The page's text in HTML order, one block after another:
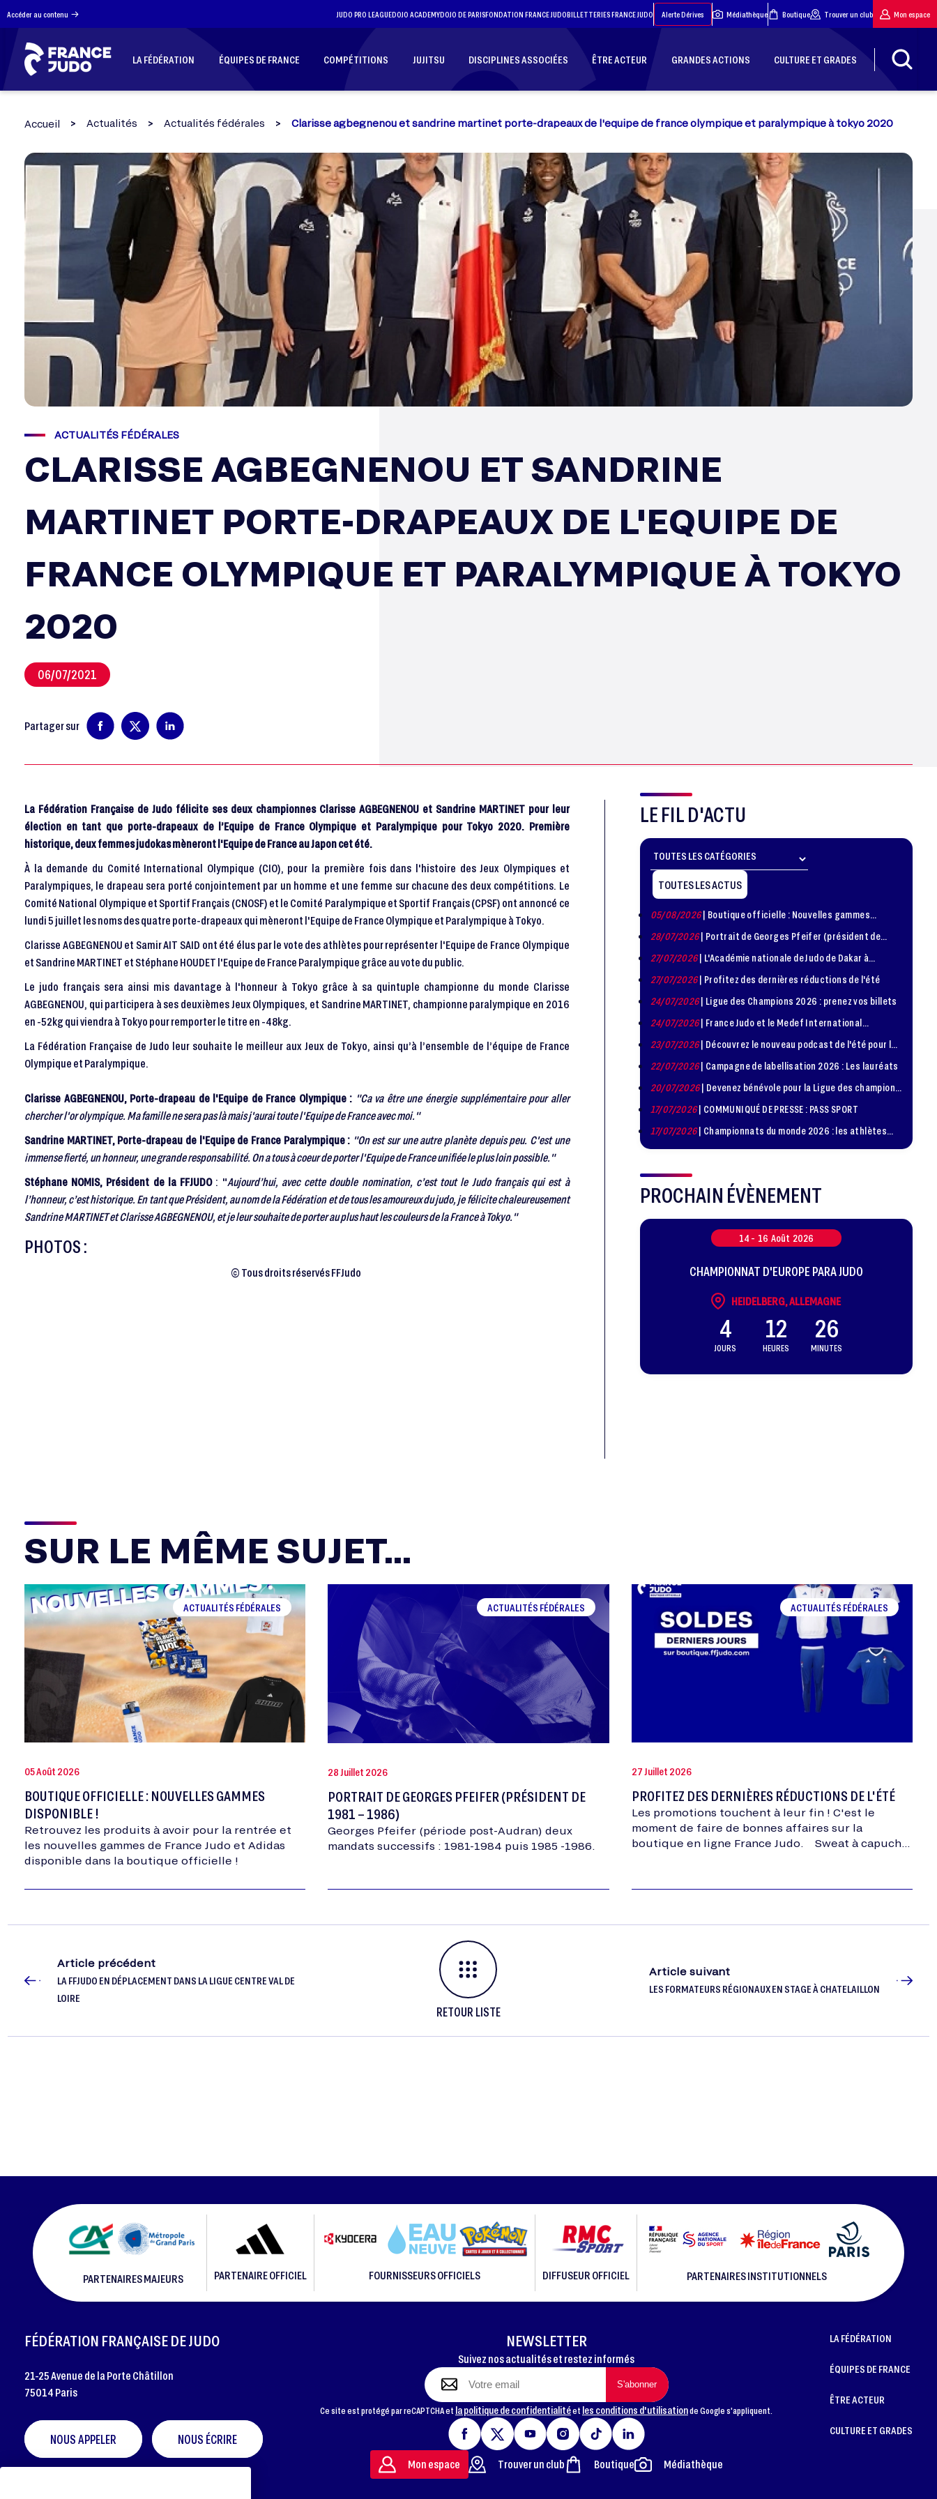
Accéder au contenu JUDO PRO LEAGUEDOJO ACADEMYDOJO DE PARISFONDATION FRANCE JUDOBILLETTERIES FRANCE JUDO Alerte Dérives Médiathèque Boutique Trouver un club Mon espace
LA FÉDÉRATION ÉQUIPES DE FRANCE COMPÉTITIONS JUJITSU DISCIPLINES ASSOCIÉES ÊTRE ACTEUR GRANDES ACTIONS CULTURE ET GRADES
Accueil Actualités Actualités fédérales Clarisse agbegnenou et sandrine martinet porte-drapeaux de l'equipe de france olympique et paralympique à tokyo 2020
ACTUALITÉS FÉDÉRALES
CLARISSE AGBEGNENOU ET SANDRINE
MARTINET PORTE-DRAPEAUX DE L'EQUIPE DE
FRANCE OLYMPIQUE ET PARALYMPIQUE À TOKYO
2020
06/07/2021
Partager sur
La Fédération Française de Judo félicite ses deux championnes Clarisse AGBEGNENOU et Sandrine MARTINET pour leur
élection en tant que porte-drapeaux de l’Equipe de France Olympique et Paralympique pour Tokyo 2020. Première
historique, deux femmes judokas mèneront l'Equipe de France au Japon cet été.
À la demande du Comité International Olympique (CIO), pour la première fois dans l'histoire des Jeux Olympiques et
Paralympiques, le drapeau sera porté conjointement par un homme et une femme sur chacune des deux compétitions. Le
Comité National Olympique et Sportif Français (CNOSF) et le Comité Paralympique et Sportif Français (CPSF) ont annoncé ce
lundi 5 juillet les noms des quatre porte-drapeaux qui mèneront l'Equipe de France Olympique et Paralympique à Tokyo.
Clarisse AGBEGNENOU et Samir AIT SAID ont été élus par le vote des athlètes pour représenter l'Equipe de France Olympique
et Sandrine MARTINET et Stéphane HOUDET l'Equipe de France Paralympique grâce au vote du public.
Le judo français sera ainsi mis davantage à l'honneur à Tokyo grâce à sa quintuple championne du monde Clarisse
AGBEGNENOU, qui participera à ses deuxièmes Jeux Olympiques, et Sandrine MARTINET, championne paralympique en 2016
en -52kg qui viendra à Tokyo pour remporter le titre en -48kg.
La Fédération Française de Judo leur souhaite le meilleur aux Jeux de Tokyo, ainsi qu’à l’ensemble de l’équipe de France
Olympique et Paralympique.
Clarisse AGBEGNENOU, Porte-drapeau de l'Equipe de France Olympique : "Ca va être une énergie supplémentaire pour aller
chercher l'or olympique. Ma famille ne sera pas là mais j'aurai toute l'Equipe de France avec moi."
Sandrine MARTINET, Porte-drapeau de l'Equipe de France Paralympique : "On est sur une autre planète depuis peu. C'est une
immense fierté, un honneur, une grande responsabilité. On a tous à coeur de porter l'Equipe de France unifiée le plus loin possible."
Stéphane NOMIS, Président de la FFJUDO: "Aujourd’hui, avec cette double nomination, c’est tout le Judo français qui est à
l’honneur, c’est historique. En tant que Président, au nom de la Fédération et de tous les amoureux du judo, je félicite chaleureusement
Sandrine MARTINET et Clarisse AGBEGNENOU, et je leur souhaite de porter au plus haut les couleurs de la France à Tokyo."
PHOTOS :
© Tous droits réservés FFJudo
LE FIL D'ACTU
TOUTES LES ACTUS
05/08/2026| Boutique officielle : Nouvelles gammes
disponible !
28/07/2026| Portrait de Georges Pfeifer (président de
1981 – 1986)
27/07/2026| L'Académie nationale de Judo de Dakar à
l'honneur
27/07/2026| Profitez des dernières réductions de l'été
24/07/2026| Ligue des Champions 2026 : prenez vos billets
24/07/2026| France Judo et le Medef International
organisent la troisième édition de la Journée de la
23/07/2026| Découvrez le nouveau podcast de l'été pour les
jeunes judokas
22/07/2026| Campagne de labellisation 2026 : Les lauréats
20/07/2026| Devenez bénévole pour la Ligue des champions
de judo à Paris le 24 octobre !
17/07/2026| COMMUNIQUÉ DE PRESSE : PASS SPORT
17/07/2026| Championnats du monde 2026 : les athlètes
sélectionnés
PROCHAIN ÉVÈNEMENT
14 - 16 Août 2026
CHAMPIONNAT D'EUROPE PARA JUDO
HEIDELBERG, ALLEMAGNE
4
JOURS
12
HEURES
26
MINUTES
SUR LE MÊME SUJET...
ACTUALITÉS FÉDÉRALES
05 Août 2026
BOUTIQUE OFFICIELLE : NOUVELLES GAMMES
DISPONIBLE !
Retrouvez les produits à avoir pour la rentrée et
les nouvelles gammes de France Judo et Adidas
disponible dans la boutique officielle !
ACTUALITÉS FÉDÉRALES
28 Juillet 2026
PORTRAIT DE GEORGES PFEIFER (PRÉSIDENT DE
1981 – 1986)
Georges Pfeifer (période post-Audran) deux
mandats successifs : 1981-1984 puis 1985 -1986.
ACTUALITÉS FÉDÉRALES
27 Juillet 2026
PROFITEZ DES DERNIÈRES RÉDUCTIONS DE L'ÉTÉ
Les promotions touchent à leur fin ! C'est le
moment de faire de bonnes affaires sur la
boutique en ligne France Judo. Sweat à capuche
Article précédent
LA FFJUDO EN DÉPLACEMENT DANS LA LIGUE CENTRE VAL DE
LOIRE
RETOUR LISTE
Article suivant
LES FORMATEURS RÉGIONAUX EN STAGE À CHATELAILLON
PARTENAIRES MAJEURS PARTENAIRE OFFICIEL FOURNISSEURS OFFICIELS DIFFUSEUR OFFICIEL PARTENAIRES INSTITUTIONNELS
FOOTER
FÉDÉRATION FRANÇAISE DE JUDO
21-25 Avenue de la Porte Châtillon
75014 Paris
NOUS APPELER NOUS ÉCRIRE
NEWSLETTER
Suivez nos actualités et restez informés
Ce site est protégé par reCAPTCHA et la politique de confidentialitéet les conditions d'utilisationde Google s'appliquent.
Mon espace Trouver un club Boutique Médiathèque
LA FÉDÉRATION
ÉQUIPES DE FRANCE
ÊTRE ACTEUR
CULTURE ET GRADES
Panneau de gestion des cookies